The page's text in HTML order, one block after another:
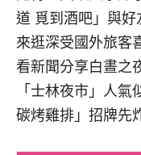
道 覓到酒吧」與
來逛深受國外旅客
看新聞分享白晝之
「士林夜市」人
碳烤雞排」招牌先